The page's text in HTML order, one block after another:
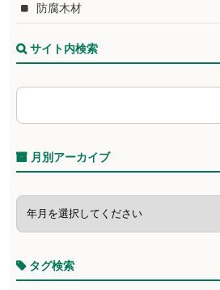
防腐木材
サイト内検索
月別アーカイブ
タグ検索